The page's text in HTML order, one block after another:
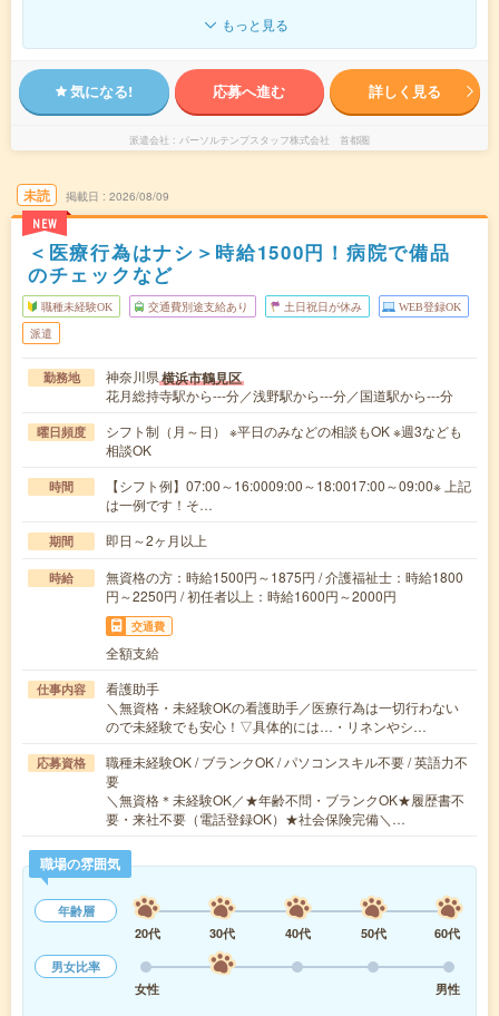
もっと見る
気になる! 応募へ進む 詳しく見る
派遣会社 パーソルテンプスタッフ株式会社 首都圏
未読
NEW
掲載日 2026/08/09
＜医療行為はナシ＞時給1500円！病院で備品
のチェックなど
職種未経験OK 交通費別途支給あり 土日祝日が休み WEB登録OK
派遣
勤務地 神奈川県横浜市鶴見区
花月総持寺駅から---分／浅野駅から---分／国道駅から---分
曜日頻度
シフト制（月～日） ※平日のみなどの相談もOK ※週3なども
相談OK
時間
【シフト例】07:00～16:0009:00～18:0017:00～09:00※ 上記
は一例です！そ…
期間 即日～2ヶ月以上
時給
無資格の方：時給1500円～1875円 / 介護福祉士：時給1800
円～2250円 / 初任者以上：時給1600円～2000円
交通費
全額支給
仕事内容
看護助手
＼無資格・未経験OKの看護助手／医療行為は一切行わない
ので未経験でも安心！▽具体的には…・リネンやシ…
応募資格
職種未経験OK / ブランクOK / パソコンスキル不要 / 英語力不
要
＼無資格＊未経験OK／★年齢不問・ブランクOK★履歴書不
要・来社不要（電話登録OK）★社会保険完備＼…
職場の雰囲気
年齢層
20代
30代 40代 50代
60代
男女比率
女性
男性